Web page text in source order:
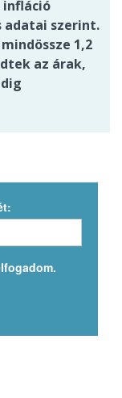
infláció
adatai szerint.
1,2
az árak,